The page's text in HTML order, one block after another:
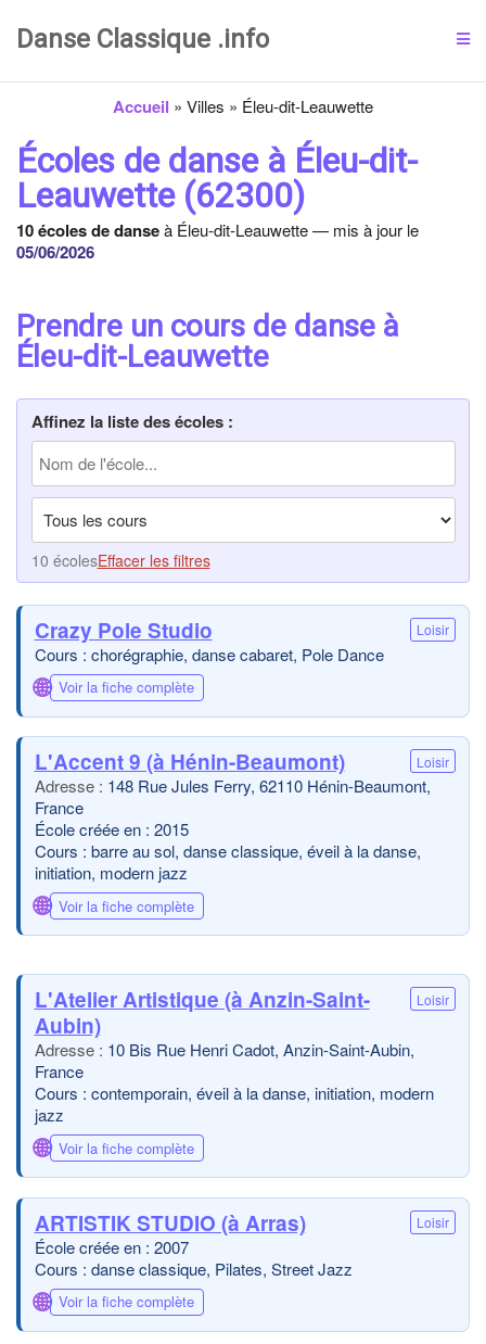
Danse Classique .info
Accueil » Villes » Éleu-dit-Leauwette
Écoles de danse à Éleu-dit-
Leauwette (62300)
10 écoles de danseà Éleu-dit-Leauwette — mis à jour le
05/06/2026
Prendre un cours de danse à
Éleu-dit-Leauwette
Affinez la liste des écoles :
10 écolesEffacer les filtres
Crazy Pole Studio Loisir
Cours : chorégraphie, danse cabaret, Pole Dance
🌐 Voir la fiche complète
L'Accent 9 (à Hénin-Beaumont) Loisir
148 Rue Jules Ferry, 62110 Hénin-Beaumont,
France
École créée en : 2015
Cours : barre au sol, danse classique, éveil à la danse,
initiation, modern jazz
🌐 Voir la fiche complète
L'Atelier Artistique (à Anzin-Saint-
Aubin)
Loisir
10 Bis Rue Henri Cadot, Anzin-Saint-Aubin,
France
Cours : contemporain, éveil à la danse, initiation, modern
jazz
🌐 Voir la fiche complète
ARTISTIK STUDIO (à Arras) Loisir
École créée en : 2007
Cours : danse classique, Pilates, Street Jazz
🌐 Voir la fiche complète